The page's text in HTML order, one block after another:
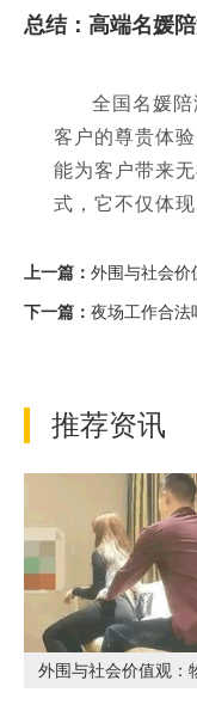
总结：高端名媛
全国名媛
客户的尊贵体
能为客户带来
式，它不仅体
上一篇： 外围与社会价
下一篇： 夜场工作合法
推荐资讯
外围与社会价值观：